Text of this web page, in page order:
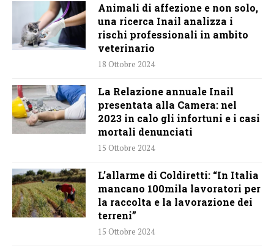
Animali di affezione e non solo,
una ricerca Inail analizza i
rischi professionali in ambito
veterinario
18 Ottobre 2024
La Relazione annuale Inail
presentata alla Camera: nel
2023 in calo gli infortuni e i casi
mortali denunciati
15 Ottobre 2024
L’allarme di Coldiretti: “In Italia
mancano 100mila lavoratori per
la raccolta e la lavorazione dei
terreni”
15 Ottobre 2024